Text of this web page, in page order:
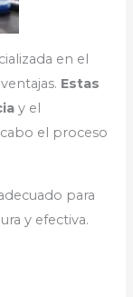
en el
Estas
y el
el proceso
para
y efectiva.